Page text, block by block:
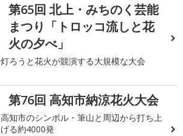
第65回 北上・みちのく芸能
まつり「トロッコ流しと花
火の夕べ」
灯ろうと花火が競演する大規模な大会
第76回 高知市納涼花火大会
高知市のシンボル・筆山と周辺から打ち上
げる約4000発